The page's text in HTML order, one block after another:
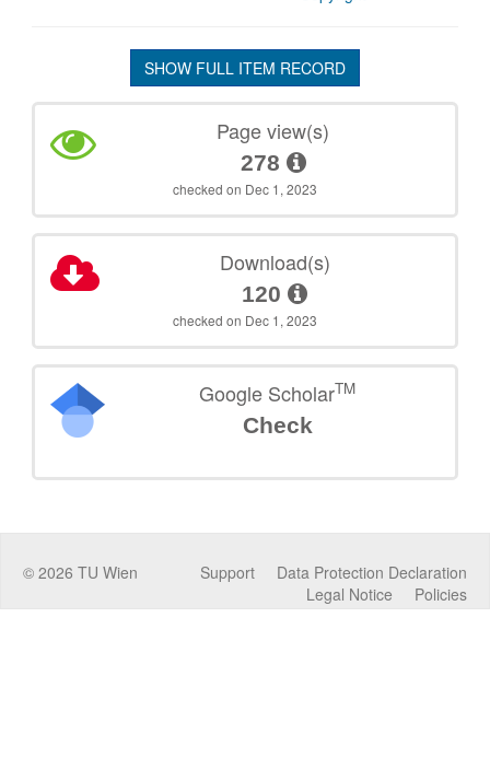
SHOW FULL ITEM RECORD
Page view(s)
278
checked on Dec 1, 2023
Download(s)
120
checked on Dec 1, 2023
Google ScholarTM
Check
© 2026 TU Wien Data Protection Declaration
Support
Policies
Legal Notice